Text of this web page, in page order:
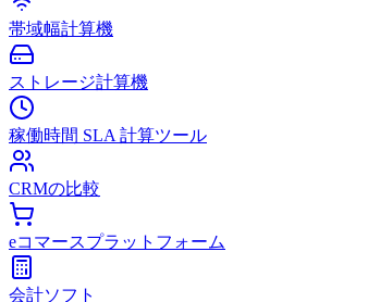
帯域幅計算機
ストレージ計算機
稼働時間 SLA 計算ツール
CRMの比較
eコマースプラットフォーム
会計ソフト